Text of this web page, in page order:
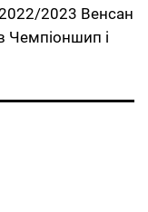
2023 Венсан
Чемпіоншип і